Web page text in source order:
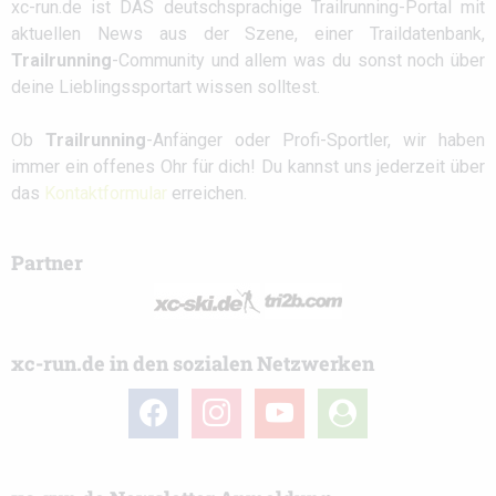
xc-run.de ist DAS deutschsprachige Trailrunning-Portal mit
aktuellen News aus der Szene, einer Traildatenbank,
Trailrunning-Community und allem was du sonst noch über
deine Lieblingssportart wissen solltest.
Ob Trailrunning-Anfänger oder Profi-Sportler, wir haben
immer ein offenes Ohr für dich! Du kannst uns jederzeit über
das Kontaktformular erreichen.
Partner
xc-run.de in den sozialen Netzwerken
facebook instagramyoutube
user-
circle